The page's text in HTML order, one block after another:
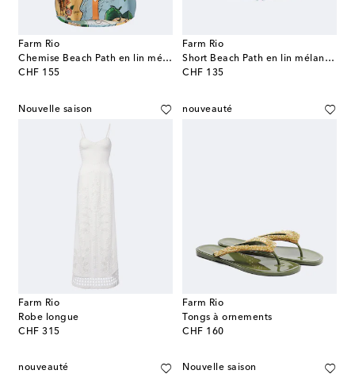
Farm Rio
Chemise Beach Path en lin mélangé à imprimé
CHF 155
original price
Farm Rio
Short Beach Path en lin mélangé
CHF 135
original price
Nouvelle saison
Farm Rio
Robe longue
CHF 315
original price
nouveauté
Farm Rio
Tongs à ornements
CHF 160
original price
nouveauté Nouvelle saison